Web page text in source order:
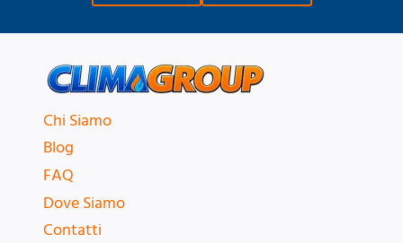
Chi Siamo
Blog
FAQ
Dove Siamo
Contatti